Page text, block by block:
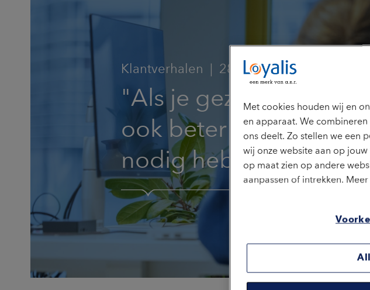
Klantverhalen 28 mei 2026
"Als je gezien wordt,
ook beter zeggen wat
nodig hebt"
Met cookies houden wij en
en apparaat. We
ons deelt. Zo stellen we een
wij onze website aan op
op maat zien op andere
aanpassen of intrekken.